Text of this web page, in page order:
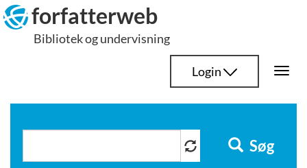
Hop
til
indhold
forfatterweb
Bibliotek og undervisning
Login
Søg